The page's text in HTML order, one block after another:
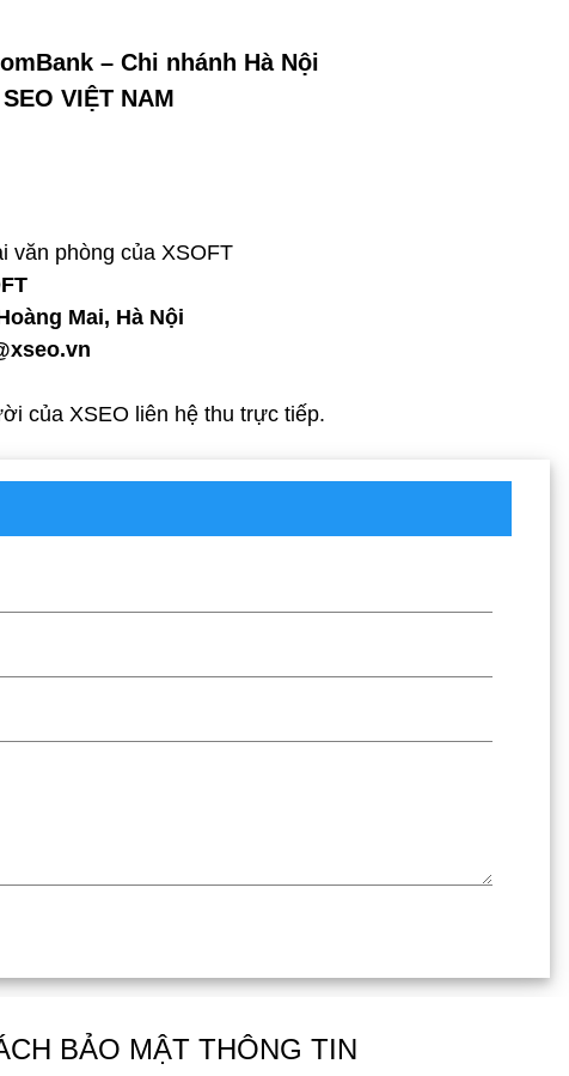
– Chi nhánh Hà Nội
VIỆT NAM
phòng của XSOFT
Mai, Hà Nội
của XSEO liên hệ thu trực tiếp.
BẢO MẬT THÔNG TIN